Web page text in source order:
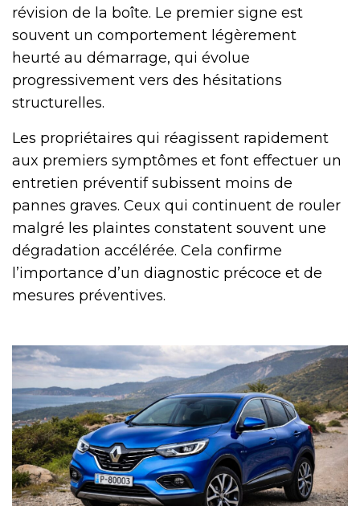
révision de la boîte. Le premier signe est
souvent un comportement légèrement
heurté au démarrage, qui évolue
progressivement vers des hésitations
structurelles.
Les propriétaires qui réagissent rapidement
aux premiers symptômes et font effectuer un
entretien préventif subissent moins de
pannes graves. Ceux qui continuent de rouler
malgré les plaintes constatent souvent une
dégradation accélérée. Cela confirme
l’importance d’un diagnostic précoce et de
mesures préventives.